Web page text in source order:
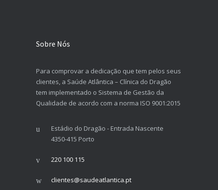
Sobre Nós
Para comprovar a dedicação que tem pelos seus
clientes, a Saúde Atlântica – Clínica do Dragão
tem implementado o Sistema de Gestão da
Qualidade de acordo com a norma ISO 9001:2015
Estádio do Dragão - Entrada Nascente
4350-415 Porto
220 100 115
clientes@saudeatlantica.pt